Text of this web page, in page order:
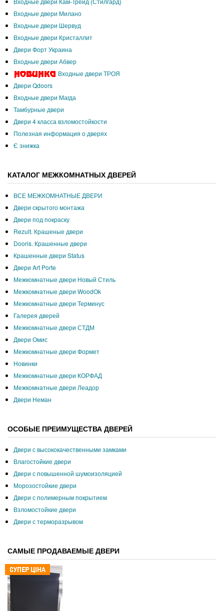
Входные двери Милано
Входные двери Шервуд
Входные двери Кристаллит
Двери Форт Украина
Входные двери Абвер
Входные двери ТРОЯ
Двери Qdoors
Входные двери Магда
Тамбурные двери
Двери 4 класса взломостойкости
Полезная информация о дверях
Є знижка
КАТАЛОГ МЕЖКОМНАТНЫХ ДВЕРЕЙ
ВСЕ МЕЖКОМНАТНЫЕ ДВЕРИ
Двери скрытого монтажа
Двери под покраску
Rezult. Крашеные двери
Dooris. Крашенные двери
Крашенные двери Status
Двери Art Porte
Межкомнатные двери Новый Стиль
Межкомнатные двери WoodOk
Межкомнатные двери Терминус
Галерея дверей
Межкомнатные двери СТДМ
Двери Омис
Межкомнатные двери Формет
Новинки
Межкомнатные двери КОРФАД
Межкомнатные двери Леадор
Двери Неман
ОСОБЫЕ ПРЕИМУЩЕСТВА ДВЕРЕЙ
Двери с высококачественными замками
Влагостойкие двери
Двери с повышенной шумоизоляцией
Морозостойкие двери
Двери с полимерным покрытием
Взломостойкие двери
Двери с терморазрывом
САМЫЕ ПРОДАВАЕМЫЕ ДВЕРИ